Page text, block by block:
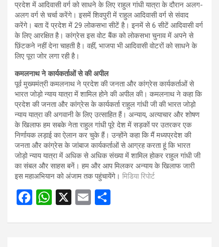
प्रदेश में आदिवासी वर्ग को साधने के लिए राहुल गांधी यात्रा के दौरान अलग-
अलग वर्ग से चर्चा करेंगे। इसमें शिवपुरी में राहुल आदिवासी वर्ग से संवाद
करेंगे। बता दें प्रदेश में 29 लोकसभा सीटें है। इनमें से 6 सीटें आदिवासी वर्ग
के लिए आरक्षित है। कांग्रेस इस वोट बैंक को लोकसभा चुनाव में अपने से
छिंटकने नहीं देना चाहती है। वहीं, भाजपा भी आदिवासी वोटरों को साधने के
लिए पूरा जोर लगा रही है।
कमलनाथ ने कार्यकर्ताओं से की अपील
पूर्व मुख्यमंत्री कमलनाथ ने प्रदेश की जनता और कांग्रेस कार्यकर्ताओं से
भारत जोड़ो न्याय यात्रा में शामिल होने की अपील की। कमलनाथ ने कहा कि
प्रदेश की जनता और कांग्रेस के कार्यकर्ता राहुल गांधी जी की भारत जोड़ो
न्याय यात्रा की अगवानी के लिए उत्साहित हैं। अन्याय, अत्याचार और शोषण
के खिलाफ हम सबके नेता राहुल गांधी पूरे देश में सड़कों पर उतरकर एक
निर्णायक लड़ाई का ऐलान कर चुके हैं। उन्होंने कहा कि मैं मध्यप्रदेश की
जनता और कांग्रेस के जांबाज कार्यकर्ताओं से आग्रह करता हूं कि भारत
जोड़ो न्याय यात्रा में अधिक से अधिक संख्या में शामिल होकर राहुल गांधी जी
का संबल और साहस बनें। हम और आप मिलकर अन्याय के खिलाफ जारी
इस महाअभियान को अंजाम तक पहुंचायेंगे। मिडिया रिपोर्ट
F
ce
W
at
X
E
ail ar